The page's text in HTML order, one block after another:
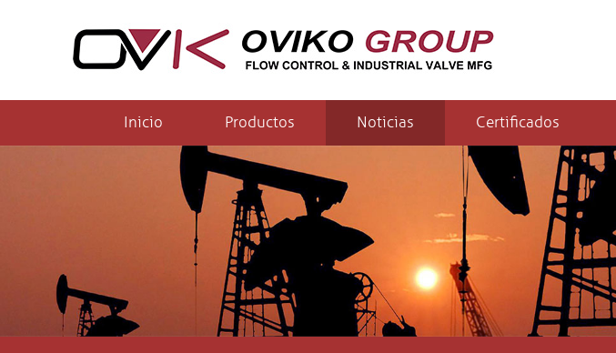
Inicio Productos Noticias Certificados